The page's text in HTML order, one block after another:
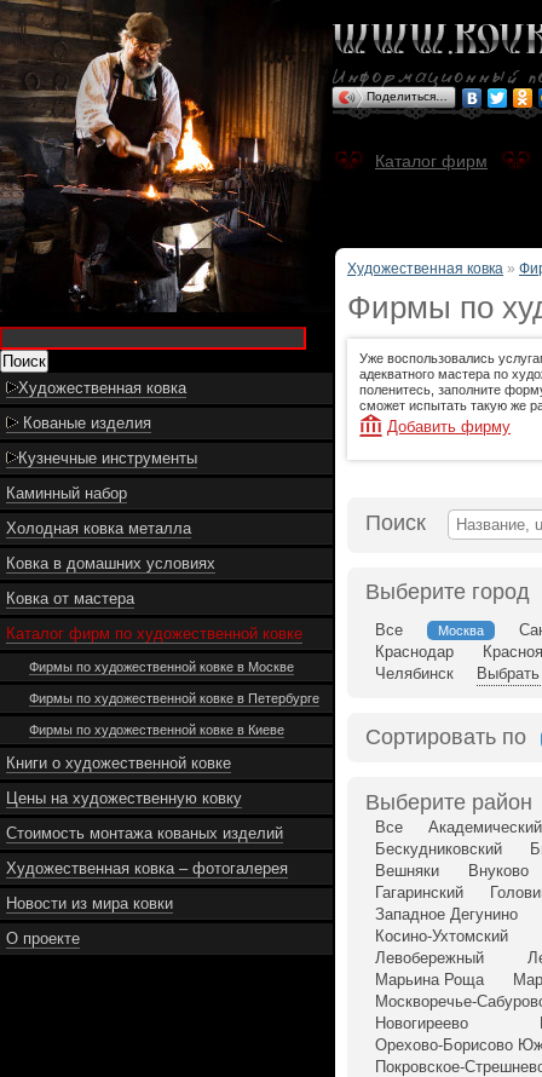
Художественная ковка
Кованые изделия
Кузнечные инструменты
Каминный набор
Холодная ковка металла
Ковка в домашних условиях
Ковка от мастера
Каталог фирм по художественной ковке
Фирмы по художественной ковке в Москве
Фирмы по художественной ковке в Петербурге
Фирмы по художественной ковке в Киеве
Книги о художественной ковке
Цены на художественную ковку
Стоимость монтажа кованых изделий
Художественная ковка – фотогалерея
Новости из мира ковки
О проекте
Поделиться…
Каталог фирм
Художественная ковка »
Фирмы по
Уже воспользовались
адекватного мастера по
поленитесь, заполните
сможет испытать такую же
Добавить фирму
Поиск
Выберите город
Все Москва
Краснодар
Челябинск
Сортировать по
Выберите район
Все
Академический
Бескудниковский
Вешняки
Внуково
Гагаринский
Западное Дегунино
Косино-Ухтомский
Левобережный
Марьина Роща
Москворечье-
Новогиреево
Орехово-Борисово
Покровское-